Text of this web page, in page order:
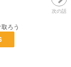
次の話
ろう